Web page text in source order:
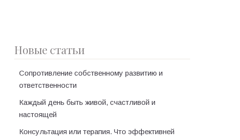
Новые статьи
Сопротивление собственному развитию и
ответственности
Каждый день быть живой, счастливой и
настоящей
Консультация или терапия. Что эффективней